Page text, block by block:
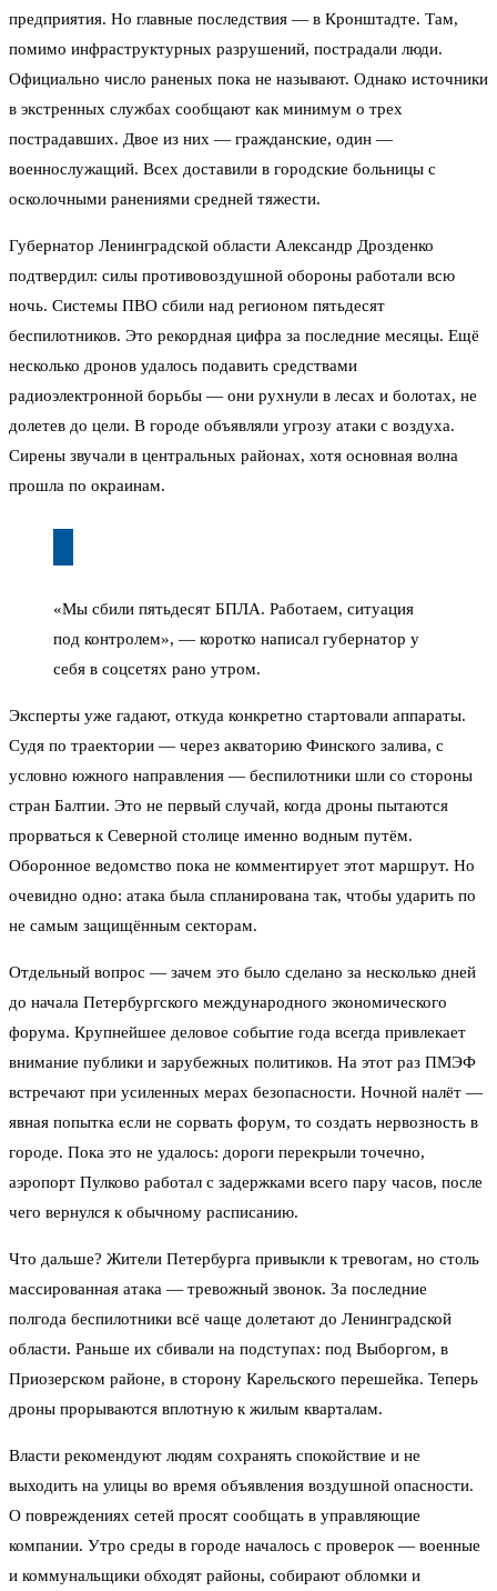
предприятия. Но главные последствия — в Кронштадте. Там,
помимо инфраструктурных разрушений, пострадали люди.
Официально число раненых пока не называют. Однако источники
в экстренных службах сообщают как минимум о трех
пострадавших. Двое из них — гражданские, один —
военнослужащий. Всех доставили в городские больницы с
осколочными ранениями средней тяжести.
Губернатор Ленинградской области Александр Дрозденко
подтвердил: силы противовоздушной обороны работали всю
ночь. Системы ПВО сбили над регионом пятьдесят
беспилотников. Это рекордная цифра за последние месяцы. Ещё
несколько дронов удалось подавить средствами
радиоэлектронной борьбы — они рухнули в лесах и болотах, не
долетев до цели. В городе объявляли угрозу атаки с воздуха.
Сирены звучали в центральных районах, хотя основная волна
прошла по окраинам.
«Мы сбили пятьдесят БПЛА. Работаем, ситуация
под контролем», — коротко написал губернатор у
себя в соцсетях рано утром.
Эксперты уже гадают, откуда конкретно стартовали аппараты.
Судя по траектории — через акваторию Финского залива, с
условно южного направления — беспилотники шли со стороны
стран Балтии. Это не первый случай, когда дроны пытаются
прорваться к Северной столице именно водным путём.
Оборонное ведомство пока не комментирует этот маршрут. Но
очевидно одно: атака была спланирована так, чтобы ударить по
не самым защищённым секторам.
Отдельный вопрос — зачем это было сделано за несколько дней
до начала Петербургского международного экономического
форума. Крупнейшее деловое событие года всегда привлекает
внимание публики и зарубежных политиков. На этот раз ПМЭФ
встречают при усиленных мерах безопасности. Ночной налёт —
явная попытка если не сорвать форум, то создать нервозность в
городе. Пока это не удалось: дороги перекрыли точечно,
аэропорт Пулково работал с задержками всего пару часов, после
чего вернулся к обычному расписанию.
Что дальше? Жители Петербурга привыкли к тревогам, но столь
массированная атака — тревожный звонок. За последние
полгода беспилотники всё чаще долетают до Ленинградской
области. Раньше их сбивали на подступах: под Выборгом, в
Приозерском районе, в сторону Карельского перешейка. Теперь
дроны прорываются вплотную к жилым кварталам.
Власти рекомендуют людям сохранять спокойствие и не
выходить на улицы во время объявления воздушной опасности.
О повреждениях сетей просят сообщать в управляющие
компании. Утро среды в городе началось с проверок — военные
и коммунальщики обходят районы, собирают обломки и